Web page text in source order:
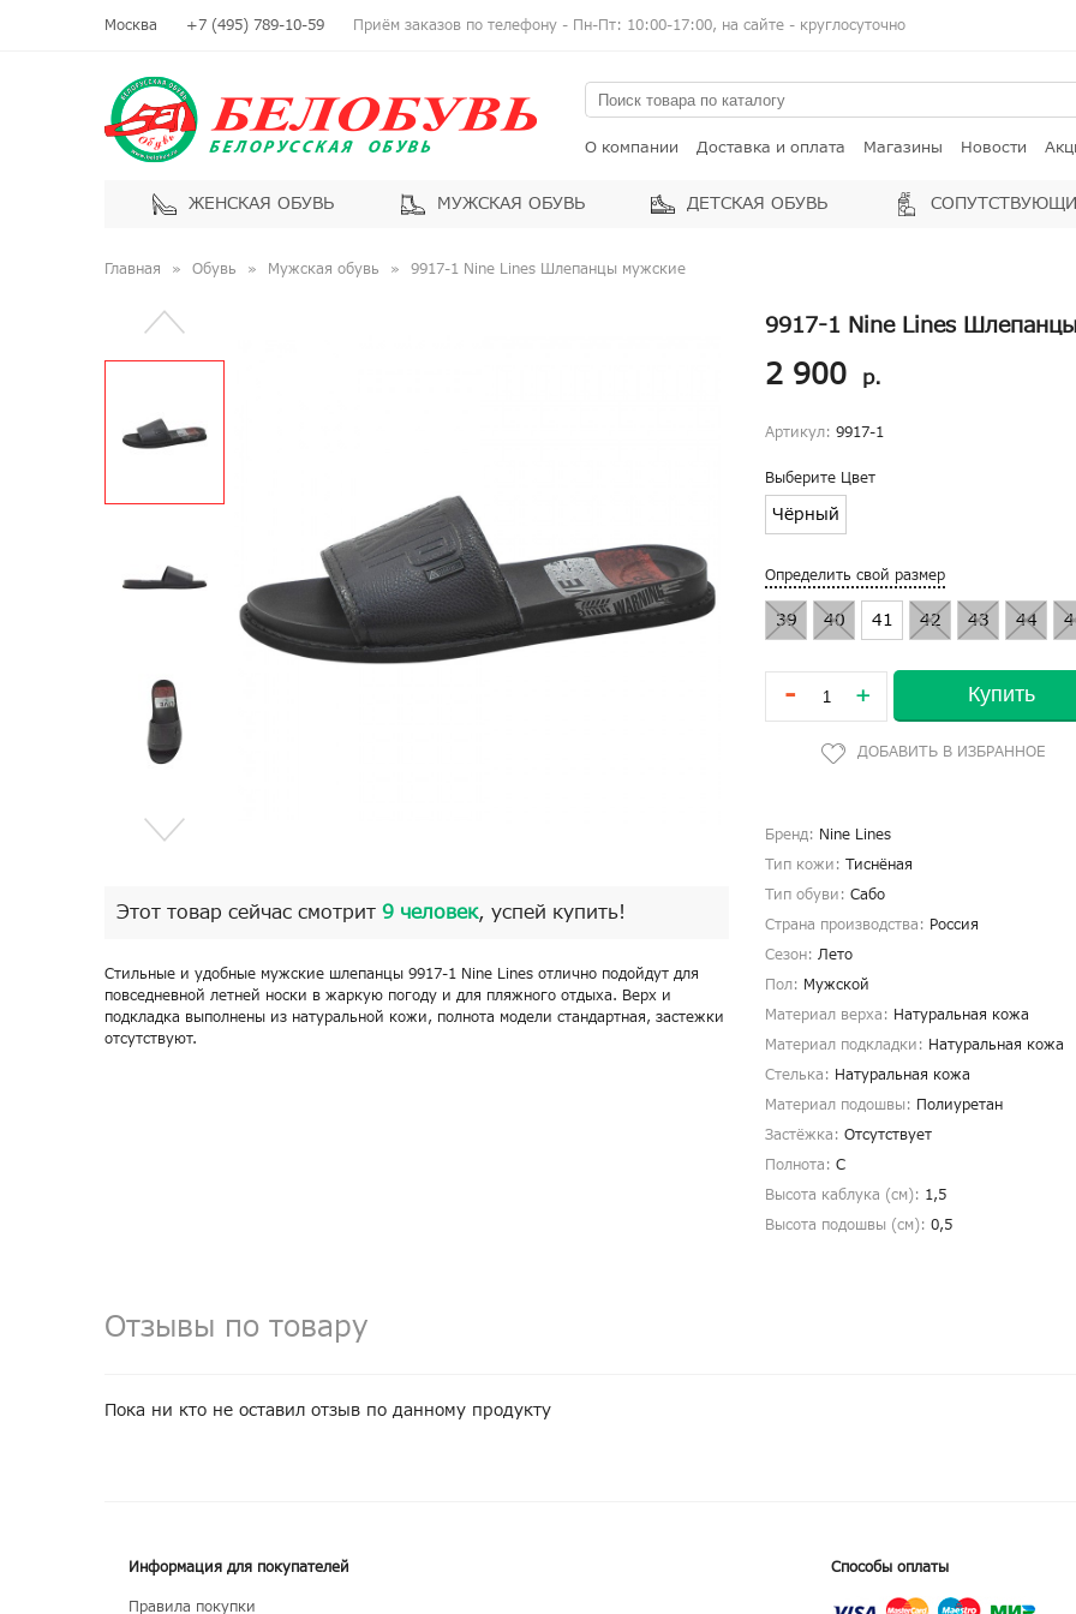
Москва +7 (495) 789-10-59 Приём заказов по телефону - Пн-Пт: 10:00-17:00, на сайте - круглосуточно
О компании Доставка и оплата Магазины Новости
ЖЕНСКАЯ ОБУВЬ МУЖСКАЯ ОБУВЬ ДЕТСКАЯ ОБУВЬ
Главная Обувь Мужская обувь 9917-1 Nine Lines Шлепанцы мужские
Этот товар сейчас смотрит 9 человек, успей купить!
Стильные и удобные мужские шлепанцы 9917-1 Nine Lines отлично подойдут для
повседневной летней носки в жаркую погоду и для пляжного отдыха. Верх и
подкладка выполнены из натуральной кожи, полнота модели стандартная, застежки
отсутствуют.
9917-1 Nine Lines
2 900 р.
Артикул: 9917-1
Выберите Цвет
Чёрный
Определить свой размер
39 40 41 42 43 44
- + Купить
Бренд: Nine Lines
Тип кожи: Тиснёная
Тип обуви: Сабо
Страна производства: Россия
Сезон: Лето
Пол: Мужской
Материал верха: Натуральная кожа
Материал подкладки: Натуральная кожа
Стелька: Натуральная кожа
Материал подошвы: Полиуретан
Застёжка: Отсутствует
Полнота: С
Высота каблука (см): 1,5
Высота подошвы (см): 0,5
Отзывы по товару
Пока ни кто не оставил отзыв по данному продукту
Информация для покупателей
Правила покупки
Способы оплаты